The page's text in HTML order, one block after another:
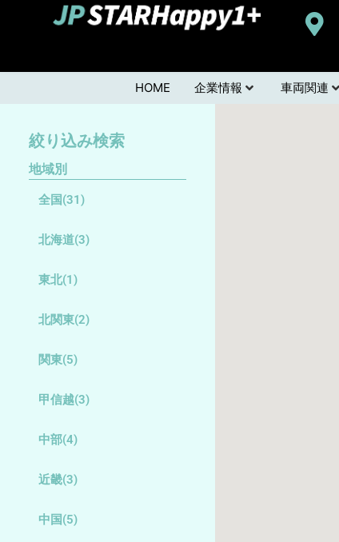
HOME 企業情報 車両関連
絞り込み検索
地域別
全国(31)
北海道(3)
東北(1)
北関東(2)
関東(5)
甲信越(3)
中部(4)
近畿(3)
中国(5)